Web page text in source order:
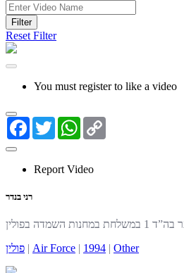
Reset Filter
You must register to like a video
Facebook
TwitterWhatsApp
Report Video
רני בנדר
השמדה בפולין
פולין | Air Force | 1994 | Other